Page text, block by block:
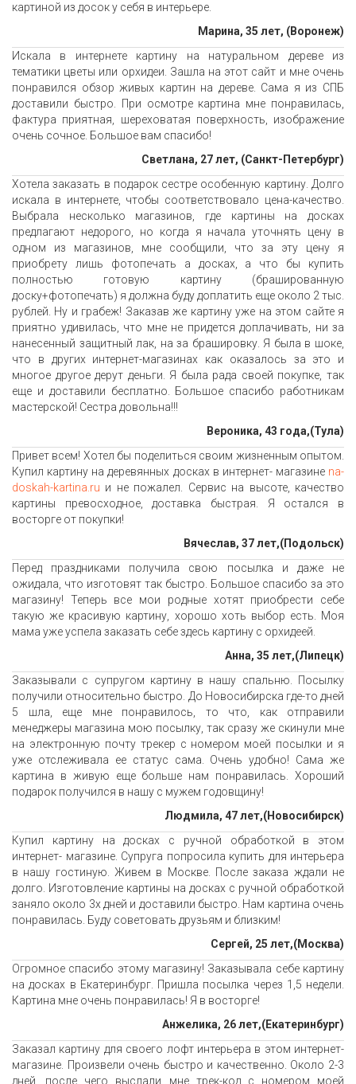
картиной из досок у себя в интерьере.
Марина, 35 лет, (Воронеж)
Искала в интернете картину на натуральном дереве из
тематики цветы или орхидеи. Зашла на этот сайт и мне очень
понравился обзор живых картин на дереве. Сама я из СПБ
доставили быстро. При осмотре картина мне понравилась,
фактура приятная, шереховатая поверхность, изображение
очень сочное. Большое вам спасибо!
Светлана, 27 лет, (Санкт-Петербург)
Хотела заказать в подарок сестре особенную картину. Долго
искала в интернете, чтобы соответствовало цена-качество.
Выбрала несколько магазинов, где картины на досках
предлагают недорого, но когда я начала уточнять цену в
одном из магазинов, мне сообщили, что за эту цену я
приобрету лишь фотопечать а досках, а что бы купить
полностью готовую картину (брашированную
доску+фотопечать) я должна буду доплатить еще около 2 тыс.
рублей. Ну и грабеж! Заказав же картину уже на этом сайте я
приятно удивилась, что мне не придется доплачивать, ни за
нанесенный защитный лак, на за брашировку. Я была в шоке,
что в других интернет-магазинах как оказалось за это и
многое другое дерут деньги. Я была рада своей покупке, так
еще и доставили бесплатно. Большое спасибо работникам
мастерской! Сестра довольна!!!
Вероника, 43 года,(Тула)
Привет всем! Хотел бы поделиться своим жизненным опытом.
Купил картину на деревянных досках в интернет- магазине na-
doskah-kartina.ru и не пожалел. Сервис на высоте, качество
картины превосходное, доставка быстрая. Я остался в
восторге от покупки!
Вячеслав, 37 лет,(Подольск)
Перед праздниками получила свою посылка и даже не
ожидала, что изготовят так быстро. Большое спасибо за это
магазину! Теперь все мои родные хотят приобрести себе
такую же красивую картину, хорошо хоть выбор есть. Моя
мама уже успела заказать себе здесь картину с орхидеей.
Анна, 35 лет,(Липецк)
Заказывали с супругом картину в нашу спальню. Посылку
получили относительно быстро. До Новосибирска где-то дней
5 шла, еще мне понравилось, то что, как отправили
менеджеры магазина мою посылку, так сразу же скинули мне
на электронную почту трекер с номером моей посылки и я
уже отслеживала ее статус сама. Очень удобно! Сама же
картина в живую еще больше нам понравилась. Хороший
подарок получился в нашу с мужем годовщину!
Людмила, 47 лет,(Новосибирск)
Купил картину на досках с ручной обработкой в этом
интернет- магазине. Супруга попросила купить для интерьера
в нашу гостиную. Живем в Москве. После заказа ждали не
долго. Изготовление картины на досках с ручной обработкой
заняло около 3х дней и доставили быстро. Нам картина очень
понравилась. Буду советовать друзьям и близким!
Сергей, 25 лет,(Москва)
Огромное спасибо этому магазину! Заказывала себе картину
на досках в Екатеринбург. Пришла посылка через 1,5 недели.
Картина мне очень понравилась! Я в восторге!
Анжелика, 26 лет,(Екатеринбург)
Заказал картину для своего лофт интерьера в этом интернет-
магазине. Произвели очень быстро и качественно. Около 2-3
дней, после чего выслали мне трек-код с номером моей